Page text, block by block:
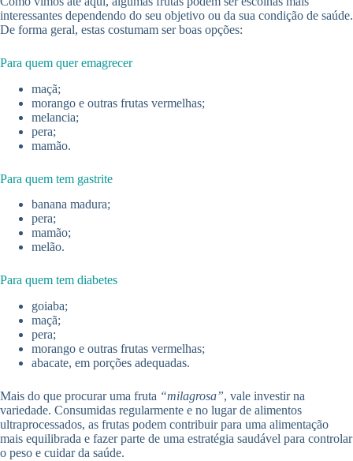
interessantes dependendo do seu objetivo ou da sua condição de saúde.
De forma geral, estas costumam ser boas opções:
Para quem quer emagrecer
maçã;
morango e outras frutas vermelhas;
melancia;
pera;
mamão.
Para quem tem gastrite
banana madura;
pera;
mamão;
melão.
Para quem tem diabetes
goiaba;
maçã;
pera;
morango e outras frutas vermelhas;
abacate, em porções adequadas.
Mais do que procurar uma fruta “milagrosa”, vale investir na
variedade. Consumidas regularmente e no lugar de alimentos
ultraprocessados, as frutas podem contribuir para uma alimentação
mais equilibrada e fazer parte de uma estratégia saudável para controlar
o peso e cuidar da saúde.